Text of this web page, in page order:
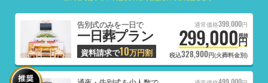
告別式のみを一日で
一日葬プラン
資料請求で10万円割
通常価格399,000円
299,000円
税抜
税込328,900円(火葬料金別)